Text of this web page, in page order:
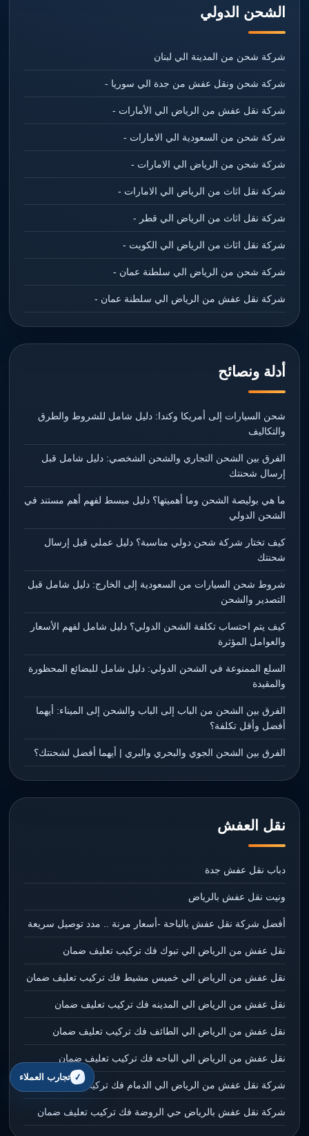
الشحن الدولي
شركة شحن من المدينة الي لبنان
شركة شحن ونقل عفش من جدة الي سوريا -
شركة نقل عفش من الرياض الي الأمارات -
شركة شحن من السعودية الي الامارات -
شركة شحن من الرياض الي الامارات -
شركة نقل اثاث من الرياض الي الامارات -
شركة نقل اثاث من الرياض الي قطر -
شركة نقل اثاث من الرياض الي الكويت -
شركة شحن من الرياض الي سلطنة عمان -
شركة نقل عفش من الرياض الي سلطنة عمان -
أدلة ونصائح
شحن السيارات إلى أمريكا وكندا: دليل شامل للشروط والطرق
والتكاليف
الفرق بين الشحن التجاري والشحن الشخصي: دليل شامل قبل
إرسال شحنتك
ما هي بوليصة الشحن وما أهميتها؟ دليل مبسط لفهم أهم مستند في
الشحن الدولي
كيف تختار شركة شحن دولي مناسبة؟ دليل عملي قبل إرسال
شحنتك
شروط شحن السيارات من السعودية إلى الخارج: دليل شامل قبل
التصدير والشحن
كيف يتم احتساب تكلفة الشحن الدولي؟ دليل شامل لفهم الأسعار
والعوامل المؤثرة
السلع الممنوعة في الشحن الدولي: دليل شامل للبضائع المحظورة
والمقيدة
الفرق بين الشحن من الباب إلى الباب والشحن إلى الميناء: أيهما
أفضل وأقل تكلفة؟
الفرق بين الشحن الجوي والبحري والبري | أيهما أفضل لشحنتك؟
نقل العفش
دباب نقل عفش جدة
ونيت نقل عفش بالرياض
أفضل شركة نقل عفش بالباحة -أسعار مرنة .. مدد توصيل سريعة
نقل عفش من الرياض الي تبوك فك تركيب تعليف ضمان
نقل عفش من الرياض الي خميس مشيط فك تركيب تعليف ضمان
نقل عفش من الرياض الي المدينه فك تركيب تعليف ضمان
نقل عفش من الرياض الي الطائف فك تركيب تعليف ضمان
نقل عفش من الرياض الي الباحه فك تركيب تعليف ضمان
شركة نقل عفش من الرياض الي الدمام فك تركيب تعليف ضمان
شركة نقل عفش بالرياض حي الروضة فك تركيب تعليف ضمان
تجارب العملاء